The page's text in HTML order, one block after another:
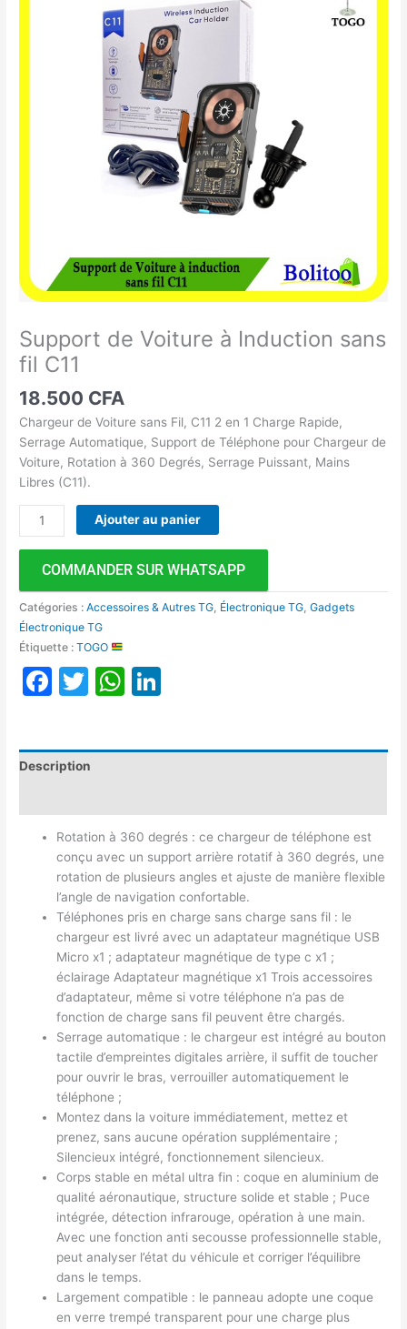
Support de Voiture à Induction sans
fil C11
18.500 CFA
Chargeur de Voiture sans Fil, C11 2 en 1 Charge Rapide,
Serrage Automatique, Support de Téléphone pour Chargeur de
Voiture, Rotation à 360 Degrés, Serrage Puissant, Mains
Libres (C11).
Ajouter au panier
COMMANDER SUR WHATSAPP
Catégories :Accessoires & Autres TG Électronique TG ,Gadgets
Électronique TG
Étiquette :TOGO
Facebook
TwitterWhatsApp
Description
Rotation à 360 degrés : ce chargeur de téléphone est
conçu avec un support arrière rotatif à 360 degrés, une
rotation de plusieurs angles et ajuste de manière flexible
l’angle de navigation confortable.
Téléphones pris en charge sans charge sans fil : le
chargeur est livré avec un adaptateur magnétique USB
Micro x1 ; adaptateur magnétique de type c x1 ;
éclairage Adaptateur magnétique x1 Trois accessoires
d’adaptateur, même si votre téléphone n’a pas de
fonction de charge sans fil peuvent être chargés.
Serrage automatique : le chargeur est intégré au bouton
tactile d’empreintes digitales arrière, il suffit de toucher
pour ouvrir le bras, verrouiller automatiquement le
téléphone ;
Montez dans la voiture immédiatement, mettez et
prenez, sans aucune opération supplémentaire ;
Silencieux intégré, fonctionnement silencieux.
Corps stable en métal ultra fin : coque en aluminium de
qualité aéronautique, structure solide et stable ; Puce
intégrée, détection infrarouge, opération à une main.
Avec une fonction anti secousse professionnelle stable,
peut analyser l’état du véhicule et corriger l’équilibre
dans le temps.
Largement compatible : le panneau adopte une coque
en verre trempé transparent pour une charge plus